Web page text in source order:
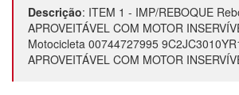
Descrição: ITEM 1 - IMP/REBOQUE
APROVEITÁVEL COM MOTOR
Motocicleta 00744727995
APROVEITÁVEL COM MOTOR